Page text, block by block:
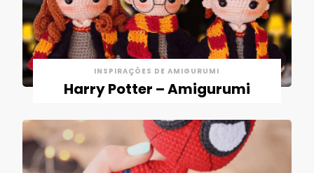
INSPIRAÇÕES DE AMIGURUMI
Harry Potter – Amigurumi